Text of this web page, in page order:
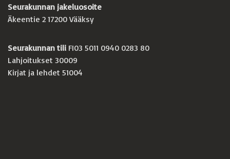
Seurakunnan jakeluosoite
Äkeentie 2 17200 Vääksy
Seurakunnan tili FI03 5011 0940 0283 80
Lahjoitukset 30009
Kirjat ja lehdet 51004